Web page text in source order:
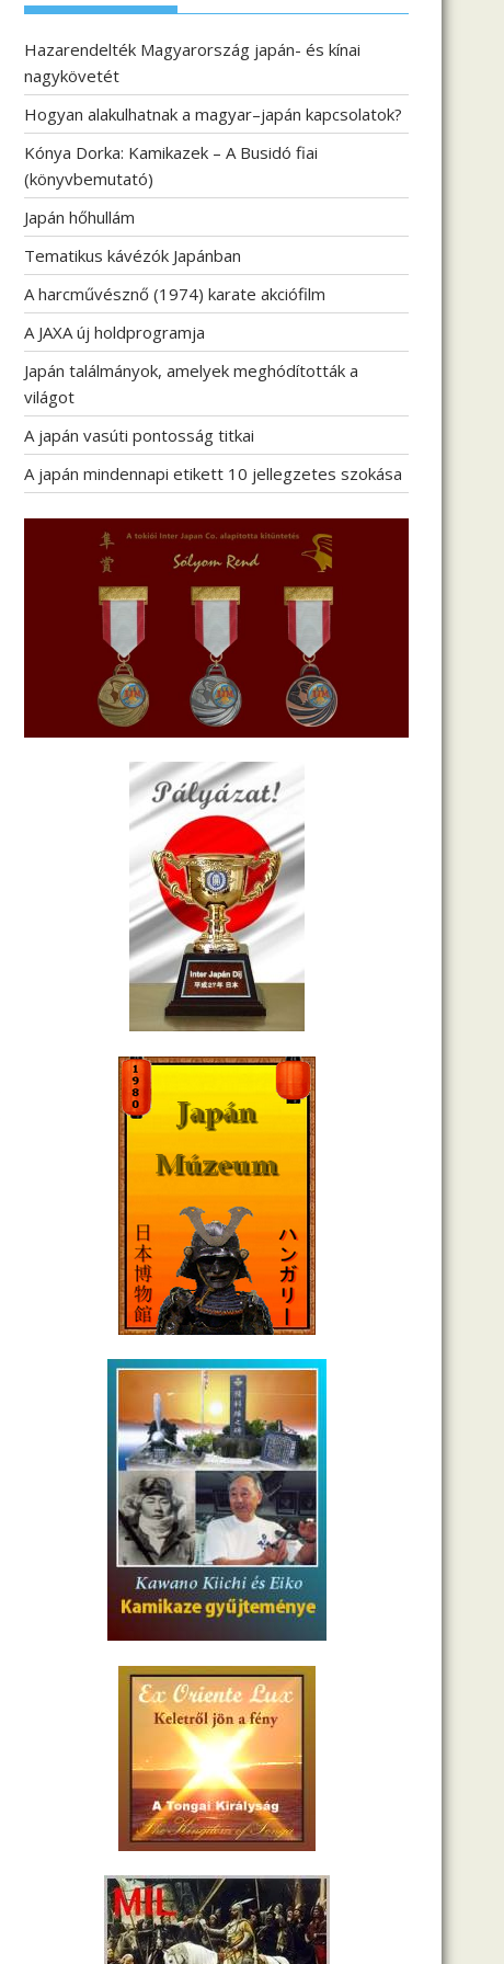
Hazarendelték Magyarország japán- és kínai
nagykövetét
Hogyan alakulhatnak a magyar–japán kapcsolatok?
Kónya Dorka: Kamikazek – A Busidó fiai
(könyvbemutató)
Japán hőhullám
Tematikus kávézók Japánban
A harcművésznő (1974) karate akciófilm
A JAXA új holdprogramja
Japán találmányok, amelyek meghódították a
világot
A japán vasúti pontosság titkai
A japán mindennapi etikett 10 jellegzetes szokása